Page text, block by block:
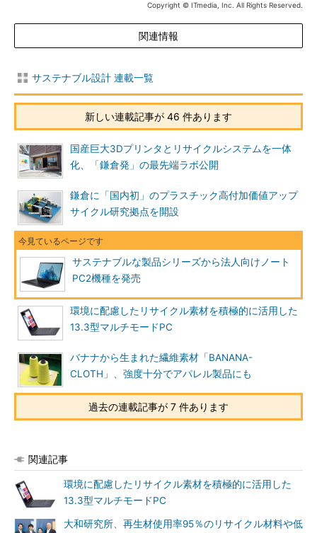
Copyright © ITmedia, Inc. All Rights Reserved.
関連情報
サステナブル設計 連載一覧
新しい連載記事が 46 件あります
国産巨大3Dプリンタとリサイクルシステムを一体
化、「鎌倉発」の最先端ラボ公開
鎌倉に「国内初」のプラスチック高付加価値アップ
サイクル研究拠点を開設
サステナブルな製品シリーズから法人向けノート
PC2機種を発売
環境に配慮したリサイクル素材を積極的に活用した
13.3型マルチモードPC
バナナから生まれた繊維素材「BANANA-
CLOTH」、強度十分でアパレル製品にも
過去の連載記事が 7 件あります
関連記事
環境に配慮したリサイクル素材を積極的に活用した
13.3型マルチモードPC
大和研究所、再生材使用率95％のリサイクル材料や低